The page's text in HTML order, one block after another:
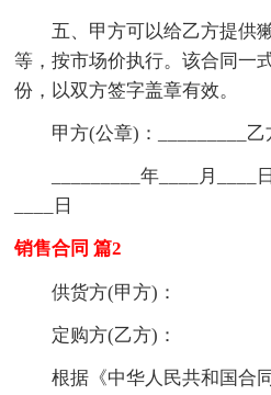
五、甲方可以给乙方提供
等，按市场价执行。该合同一
份，以双方签字盖章有效。
甲方(公章)：_________乙
_________年____月____
____日
销售合同 篇2
供货方(甲方)：
定购方(乙方)：
根据《中华人民共和国合